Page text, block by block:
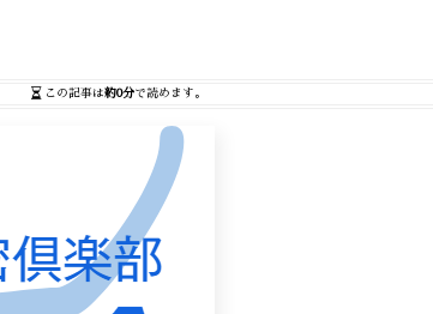
この記事は約0分で読めます。